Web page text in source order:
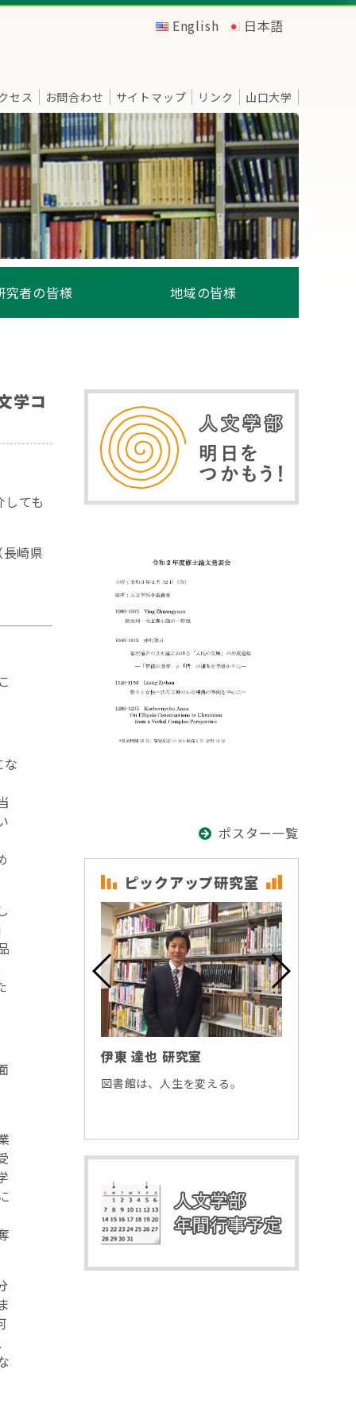
English 日本語
セス お問合わせ サイトマップ リンク 山口大学
究者の皆様 地域の皆様
学コ
ても
崎県
な
ポスター一覧
考えたこ
。
ピックアップ研究室
伊東 達也 研究室
図書館は、人生を変える。